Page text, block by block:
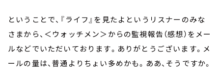
ということで、『ライフ』を見たよというリスナーのみな
さまから、＜ウォッチメン＞からの監視報告（感想）をメー
ルなどでいただいております。ありがとうございます。メ
ールの量は、普通よりちょい多めかも。ああ、そうですか。